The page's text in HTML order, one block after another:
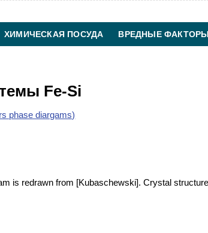
ХИМИЧЕСКАЯ ПОСУДА ВРЕДНЫЕ ФАКТОРЫ
Fe-Si
phase diargams)
is redrawn from [Kubaschewski]. Crystal